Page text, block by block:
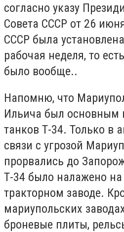
согласно указу
Совета СССР от 26
СССР была
рабочая неделя, то
было вообще..
Напомню, что
Ильича был основным
танков Т-34. Только в
связи с угрозой
прорвались до
Т-34 было налажено
тракторном заводе.
мариупольских
броневые плиты,